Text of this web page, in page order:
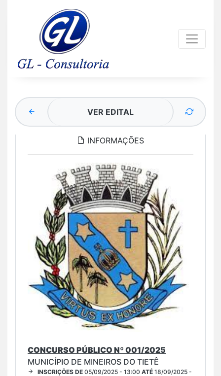
VER EDITAL
INFORMAÇÕES
CONCURSO PÚBLICO Nº 001/2025
MUNICÍPIO DE MINEIROS DO TIETÊ
INSCRIÇÕES DE 05/09/2025 - 13:00 ATÉ 18/09/2025 -